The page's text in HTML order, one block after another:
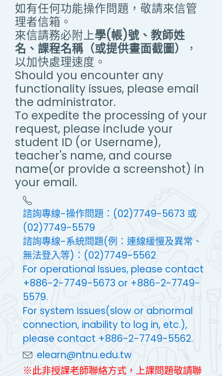
如有任何功能操作問題，敬請來信管
理者信箱。
來信請務必附上學(帳)號、教師姓
名、課程名稱（或提供畫面截圖）
，
以加快處理速度。
Should you encounter any
functionality issues, please email
the administrator.
To expedite the processing of your
request, please include your
student ID (or Username),
teacher's name, and course
name(or provide a screenshot) in
your email.
諮詢專線-操作問題：(02)7749-5673 或
(02)7749-5579
諮詢專線-系統問題(例：連線緩慢及異常、
無法登入等)：(02)7749-5562
For operational Issues, please contact
+886-2-7749-5673 or +886-2-7749-
5579.
For system Issues(slow or abnormal
connection, inability to log in, etc.),
please contact +886-2-7749-5562.
elearn@ntnu.edu.tw
※此非授課老師聯絡方式，上課問題敬請聯